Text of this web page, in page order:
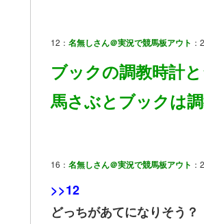
12： 名無しさん＠実況で競馬板アウト
ブックの調教時計
馬さぶとブックは
16： 名無しさん＠実況で競馬板アウト
>>12
どっちがあてになりそう？